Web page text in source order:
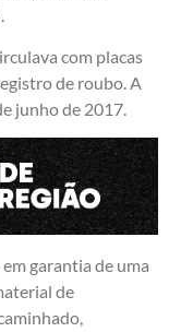
com placas
de roubo. A
junho de 2017.
garantia de uma
de